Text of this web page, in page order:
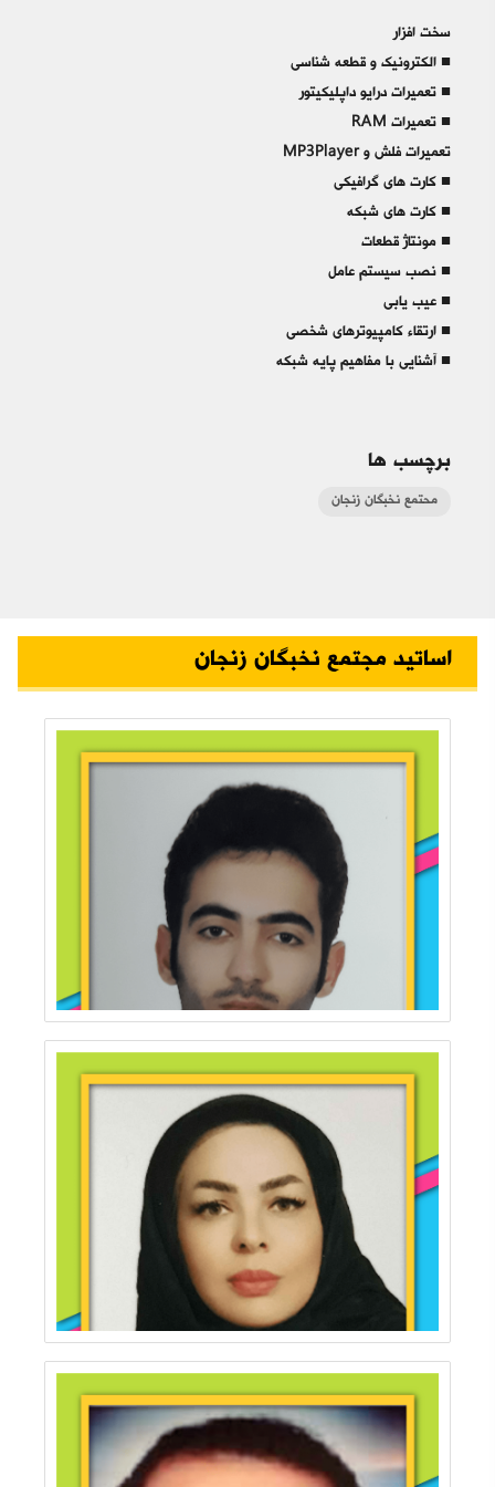
سخت افزار
■ الکترونیک و قطعه شناسی
■ تعمیرات درایو داپلیکیتور
■ تعمیرات RAM
تعمیرات فلش و MP3Player
■ کارت های گرافیکی
■ کارت های شبکه
■ مونتاژ قطعات
■ نصب سیستم عامل
■ عیب یابی
■ ارتقاء کامپیوترهای شخصی
■ آشنایی با مفاهیم پایه شبکه
برچسب ها
محتمع نخبگان زنجان
اساتید مجتمع نخبگان زنجان